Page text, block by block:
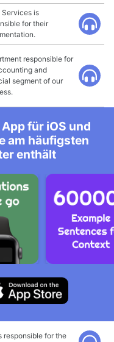
Services is
for their
responsible for
and
segment of our
für iOS und
am häufigsten
enthält
responsible for the